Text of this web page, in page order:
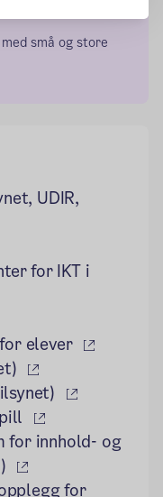
små og store
UDIR,
for IKT i
elever
(ekstern
(ekstern lenke)
(ekstern
(ekstern lenke)
for innhold- og
(ekstern lenke)
for